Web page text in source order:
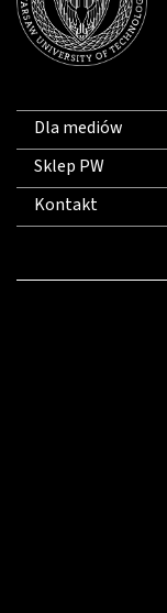
Dla mediów
Sklep PW
Kontakt